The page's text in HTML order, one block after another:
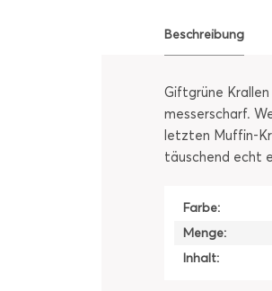
Beschreibung
Giftgrüne
messerscharf.
letzten Muffin-
täuschend echt
Farbe:
Menge:
Inhalt: